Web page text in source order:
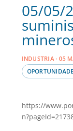
05/05/
INDUSTRIA · 05
https://